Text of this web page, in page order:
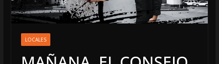
LOCALES